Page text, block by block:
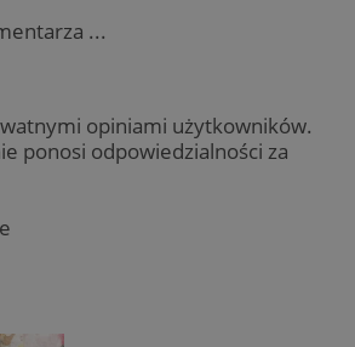
...
opiniami użytkowników.
ponosi odpowiedzialności za